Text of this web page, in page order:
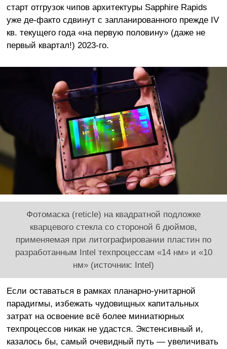
старт отгрузок чипов архитектуры Sapphire Rapids
уже де-факто сдвинут с запланированного прежде IV
кв. текущего года «на первую половину» (даже не
первый квартал!) 2023-го.
Фотомаска (reticle) на квадратной подложке
кварцевого стекла со стороной 6 дюймов,
применяемая при литографировании пластин по
разработанным Intel техпроцессам «14 нм» и «10
нм» (источник: Intel)
Если оставаться в рамках планарно-унитарной
парадигмы, избежать чудовищных капитальных
затрат на освоение всё более миниатюрных
техпроцессов никак не удастся. Экстенсивный и,
казалось бы, самый очевидный путь — увеличивать